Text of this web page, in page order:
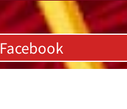
Facebook